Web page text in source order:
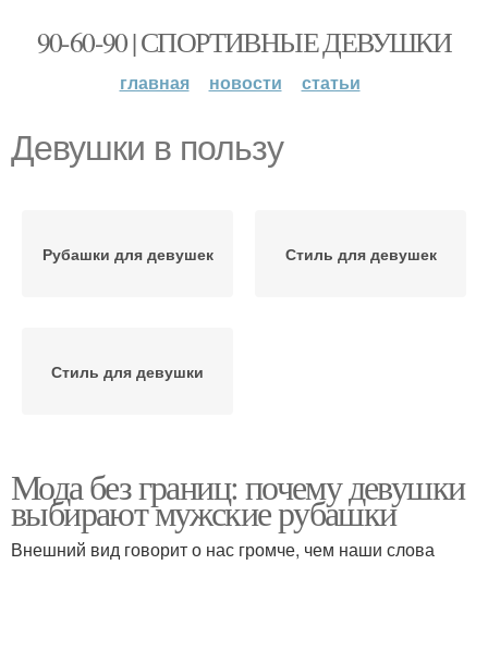
90-60-90 | СПОРТИВНЫЕ ДЕВУШКИ
главная новости статьи
Девушки в пользу
Рубашки для девушек Стиль для девушек
Стиль для девушки
Мода без границ: почему девушки
выбирают мужские рубашки
Внешний вид говорит о нас громче, чем наши слова